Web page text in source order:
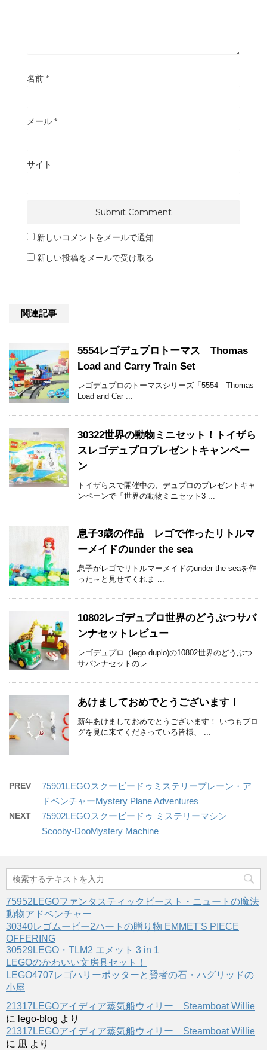
名前 *
メール *
サイト
新しいコメントをメールで通知
新しい投稿をメールで受け取る
関連記事
5554レゴデュプロトーマス Thomas
Load and Carry Train Set
レゴデュプロのトーマスシリーズ「5554 Thomas
Load and Car ...
30322世界の動物ミニセット！トイザら
スレゴデュプロプレゼントキャンペー
ン
トイザらスで開催中の、デュプロのプレゼントキャ
ンペーンで「世界の動物ミニセット3 ...
息子3歳の作品 レゴで作ったリトルマ
ーメイドのunder the sea
息子がレゴでリトルマーメイドのunder the seaを作
った～と見せてくれま ...
10802レゴデュプロ世界のどうぶつサバ
ンナセットレビュー
レゴデュプロ（lego duplo)の10802世界のどうぶつ
サバンナセットのレ ...
あけましておめでとうございます！
新年あけましておめでとうございます！ いつもブロ
グを見に来てくださっている皆様、 ...
PREV
75901LEGOスクービードゥミステリープレーン・ア
ドベンチャーMystery Plane Adventures
NEXT
75902LEGOスクービードゥ ミステリーマシン
Scooby-DooMystery Machine
75952LEGOファンタスティックビースト・ニュートの魔法
動物アドベンチャー
30340レゴムービー2ハートの贈り物 EMMET'S PIECE
OFFERING
30529LEGO・TLM2 エメット 3 in 1
LEGOのかわいい文房具セット！
LEGO4707レゴハリーポッターと賢者の石・ハグリッドの
小屋
21317LEGOアイディア蒸気船ウィリー Steamboat Willie
に lego-blog より
21317LEGOアイディア蒸気船ウィリー Steamboat Willie
に 凪 より